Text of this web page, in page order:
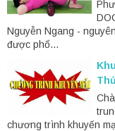
Nguyễn Ngang -
được phổ...
chương trình khuyến